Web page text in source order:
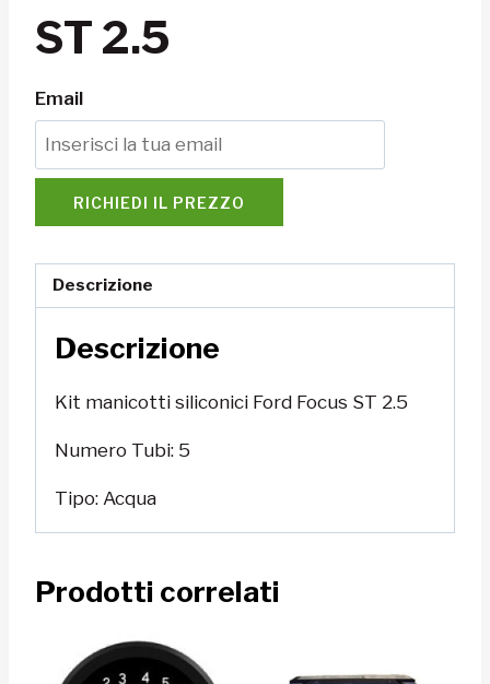
ST 2.5
Email
RICHIEDI IL PREZZO
Descrizione
Descrizione
Kit manicotti siliconici Ford Focus ST 2.5
Numero Tubi: 5
Tipo: Acqua
Prodotti correlati